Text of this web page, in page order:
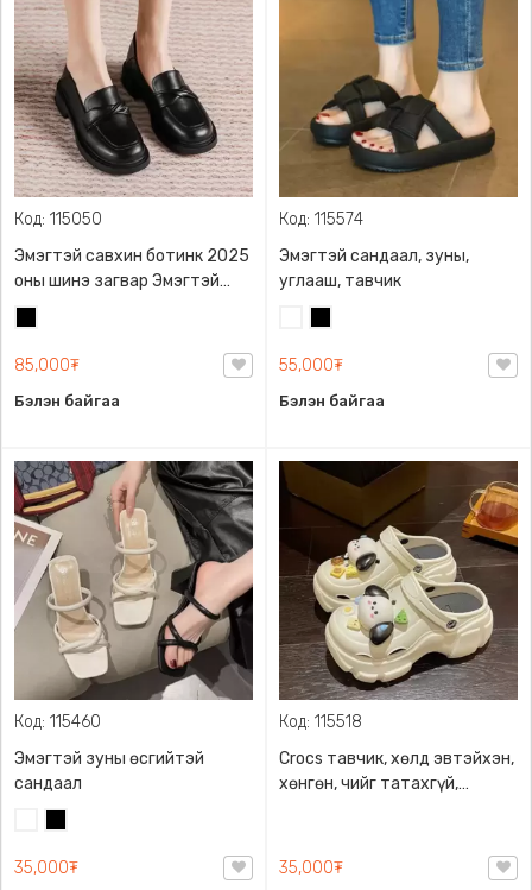
Код: 115050
Эмэгтэй савхин ботинк 2025
оны шинэ загвар Эмэгтэй
гутал Хавар намрын гутал
Эмэгтэй намхан гутал, Савхи,
Бүх насныхан өмсөх
эвтэйхэн.Зөөлөн резинэн
85,000₮
Бэлэн байгаа
Код: 115574
Эмэгтэй сандаал, зуны,
углааш, тавчик
55,000₮
Бэлэн байгаа
Код: 115460
Эмэгтэй зуны өсгийтэй
сандаал
35,000₮
Код: 115518
Crocs тавчик, хөлд эвтэйхэн,
хөнгөн, чийг татахгүй,
35,000₮